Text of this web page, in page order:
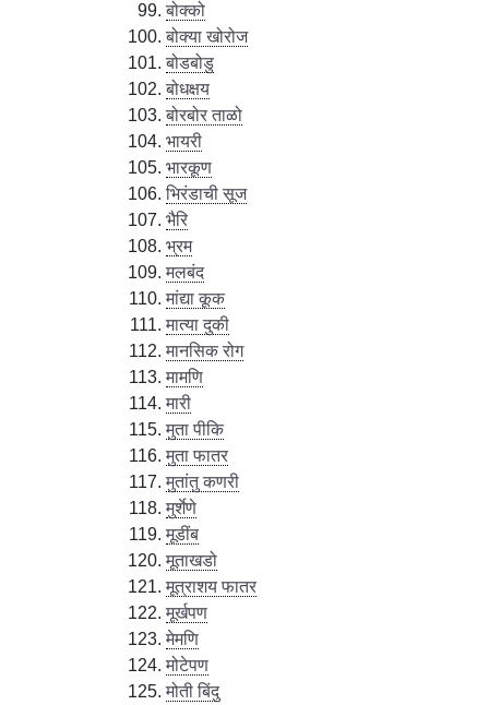
बोक्को
बोक्या खोरोज
बोडबोडु
बोधक्षय
बोरबोर ताळो
भायरी
भारकूण
भिरंडाची सूज
भैरि
भ्रम
मलबंद
मांद्या कूक
मात्या दुकी
मानसिक रोग
मामणि
मारी
मुता पीकि
मुता फातर
मुतांतु कणरी
मुर्शेणे
मूडींब
मूताखडो
मूत्राशय फातर
मूर्खपण
मेमणि
मोटेपण
मोती बिंदु